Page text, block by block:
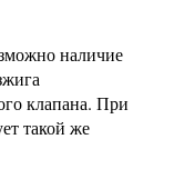
наличие
клапана. При
такой же